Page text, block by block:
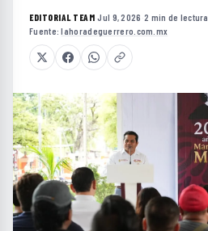
EDITORIAL TEAM·Jul 9, 2026 ·2 min de lectura
Fuente:lahoradeguerrero.com.mx